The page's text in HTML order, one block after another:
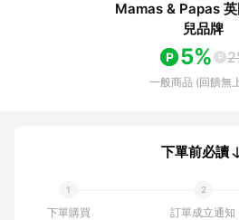
Mamas & Papas
兒品牌
5%
一般商品 (回饋無
下單前必讀
下單購買
訂單成立通知